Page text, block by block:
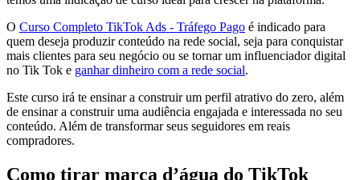
O Curso Completo TikTok Ads - Tráfego Pago é indicado para
quem deseja produzir conteúdo na rede social, seja para conquistar
mais clientes para seu negócio ou se tornar um influenciador digital
no Tik Tok e ganhar dinheiro com a rede social.
Este curso irá te ensinar a construir um perfil atrativo do zero, além
de ensinar a construir uma audiência engajada e interessada no seu
conteúdo. Além de transformar seus seguidores em reais
compradores.
Como tirar marca d’água do TikTok